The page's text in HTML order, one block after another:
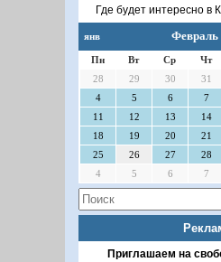
Где будет интересно в
янв Февраль
Пн Вт Ср Чт
28
29 30 31
4
5 6 7
11
12 13 14
18
19 20 21
25
26 27 28
4
5 6 7
Приглашаем на